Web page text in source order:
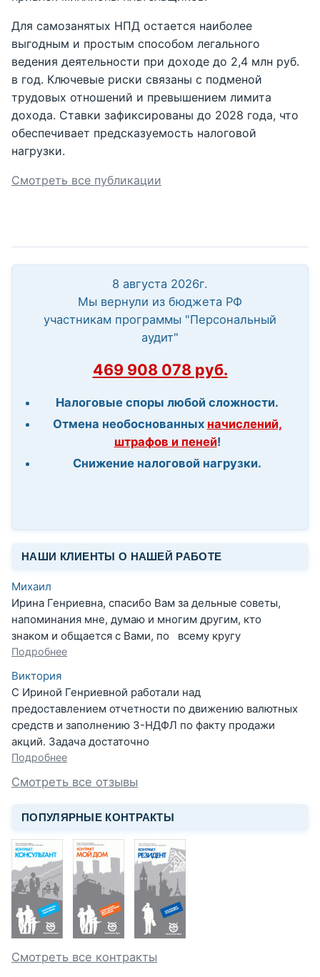
Для самозанятых НПД остается наиболее
выгодным и простым способом легального
ведения деятельности при доходе до 2,4 млн руб.
в год. Ключевые риски связаны с подменой
трудовых отношений и превышением лимита
дохода. Ставки зафиксированы до 2028 года, что
обеспечивает предсказуемость налоговой
нагрузки.
Смотреть все публикации
8 августа 2026г.
Мы вернули из бюджета РФ
участникам программы "Персональный
аудит"
469 908 078 руб.
Налоговые споры любой сложности.
Отмена необоснованных начислений,
штрафов и пеней!
Снижение налоговой нагрузки.
НАШИ КЛИЕНТЫ О НАШЕЙ РАБОТЕ
Михаил
Ирина Генриевна, спасибо Вам за дельные советы,
напоминания мне, думаю и многим другим, кто
знаком и общается с Вами, по всему кругу
Подробнее
Виктория
С Ириной Генриевной работали над
предоставлением отчетности по движению валютных
средств и заполнению 3-НДФЛ по факту продажи
акций. Задача достаточно
Подробнее
Смотреть все отзывы
ПОПУЛЯРНЫЕ КОНТРАКТЫ
Смотреть все контракты